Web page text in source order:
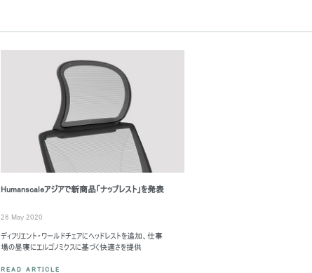
Humanscaleアジアで新商品「ナップレスト」を発表
26 May 2020
ディフリエント・ワールドチェアにヘッドレストを追加、仕事
場の昼寝にエルゴノミクスに基づく快適さを提供
READ ARTICLE